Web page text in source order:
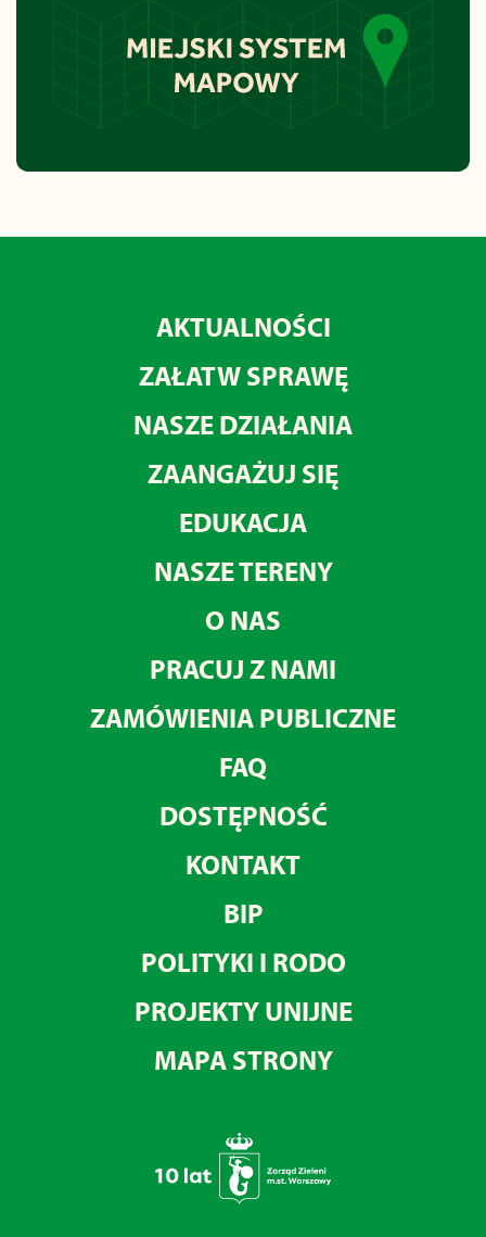
AKTUALNOŚCI
ZAŁATW SPRAWĘ
NASZE DZIAŁANIA
ZAANGAŻUJ SIĘ
EDUKACJA
NASZE TERENY
O NAS
PRACUJ Z NAMI
ZAMÓWIENIA PUBLICZNE
FAQ
DOSTĘPNOŚĆ
KONTAKT
BIP
POLITYKI I RODO
PROJEKTY UNIJNE
MAPA STRONY